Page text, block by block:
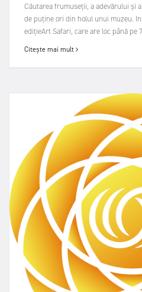
Căutarea frumuseții, a adevărului și
de puține ori din holul unui muzeu.
edițieArt Safari, care are loc până pe
Citește mai mult